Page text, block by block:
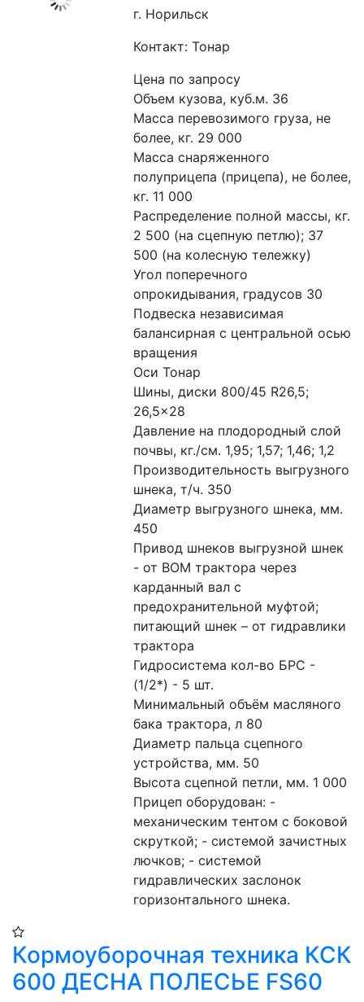
г. Норильск
Контакт: Тонар
Цена по запросу
Объем кузова, куб.м. 36
Масса перевозимого груза, не
более, кг. 29 000
Масса снаряженного
полуприцепа (прицепа), не более,
кг. 11 000
Распределение полной массы, кг.
2 500 (на сцепную петлю); 37
500 (на колесную тележку)
Угол поперечного
опрокидывания, градусов 30
Подвеска независимая
балансирная с центральной осью
вращения
Оси Тонар
Шины, диски 800/45 R26,5;
26,5×28
Давление на плодородный слой
почвы, кг./см. 1,95; 1,57; 1,46; 1,2
Производительность выгрузного
шнека, т/ч. 350
Диаметр выгрузного шнека, мм.
450
Привод шнеков выгрузной шнек
- от ВОМ трактора через
карданный вал с
предохранительной муфтой;
питающий шнек – от гидравлики
трактора
Гидросистема кол-во БРС -
(1/2*) - 5 шт.
Минимальный объём масляного
бака трактора, л 80
Диаметр пальца сцепного
устройства, мм. 50
Высота сцепной петли, мм. 1 000
Прицеп оборудован: -
механическим тентом с боковой
скруткой; - системой зачистных
лючков; - системой
гидравлических заслонок
горизонтального шнека.
Кормоуборочная техника КСК
600 ДЕСНА ПОЛЕСЬЕ FS60